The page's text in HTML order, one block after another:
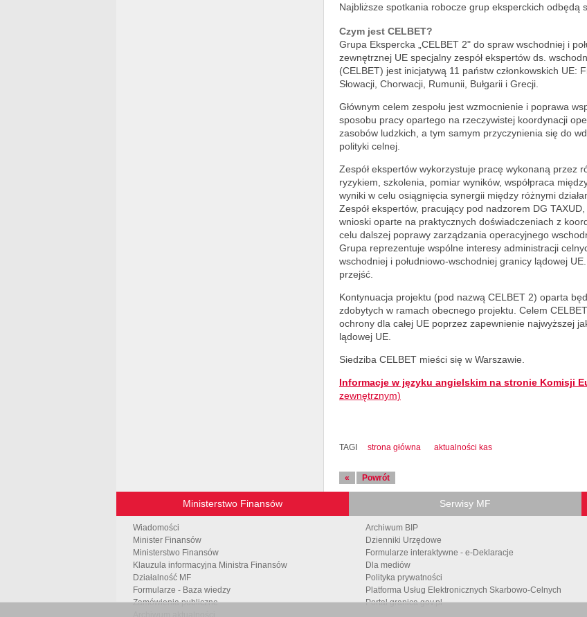
Najbliższe spotkania robocze grup eksperckich odbędą
Czym jest CELBET?
Grupa Ekspercka „CELBET 2" do spraw wschodniej i
zewnętrznej UE specjalny zespół ekspertów ds.
(CELBET) jest inicjatywą 11 państw członkowskich UE:
Słowacji, Chorwacji, Rumunii, Bułgarii i Grecji.
Głównym celem zespołu jest wzmocnienie i poprawa
sposobu pracy opartego na rzeczywistej koordynacji
zasobów ludzkich, a tym samym przyczynienia się do
polityki celnej.
Zespół ekspertów wykorzystuje pracę wykonaną przez
ryzykiem, szkolenia, pomiar wyników, współpraca
wyniki w celu osiągnięcia synergii między różnymi
Zespół ekspertów, pracujący pod nadzorem DG
wnioski oparte na praktycznych doświadczeniach z
celu dalszej poprawy zarządzania operacyjnego
Grupa reprezentuje wspólne interesy administracji
wschodniej i południowo-wschodniej granicy lądowej
przejść.
Kontynuacja projektu (pod nazwą CELBET 2) oparta
zdobytych w ramach obecnego projektu. Celem
ochrony dla całej UE poprzez zapewnienie najwyższej
lądowej UE.
Siedziba CELBET mieści się w Warszawie.
Informacje w języku angielskim na stronie Komisji
zewnętrznym)
TAGI strona główna aktualności kas
« Powrót
Ministerstwo Finansów
Wiadomości
Minister Finansów
Ministerstwo Finansów
Klauzula informacyjna Ministra Finansów
Działalność MF
Formularze - Baza wiedzy
Zamówienia publiczne
Serwisy MF
Archiwum BIP
Dzienniki Urzędowe
Formularze interaktywne - e-Deklaracje
Dla mediów
Polityka prywatności
Platforma Usług Elektronicznych Skarbowo-Celnych
Portal granica.gov.pl